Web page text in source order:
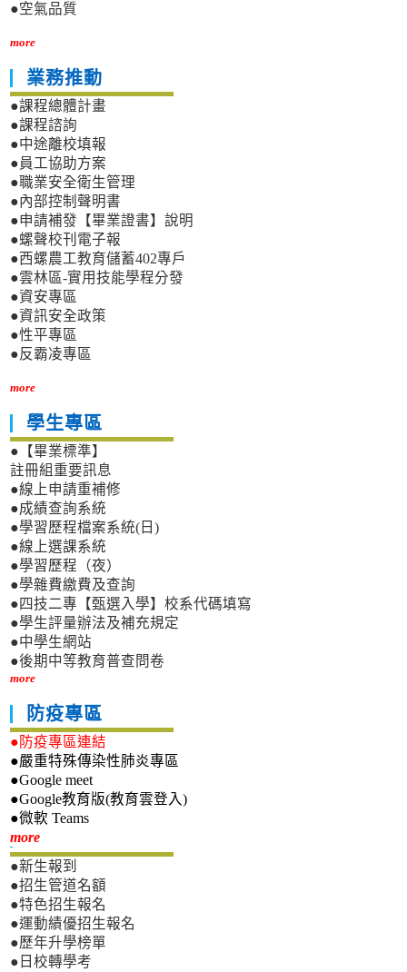
●空氣品質
more
業務推動
●課程總體計畫
●課程諮詢
●中途離校填報
●員工協助方案
●職業安全衛生管理
●內部控制聲明書
●申請補發【畢業證書】說明
●螺聲校刊電子報
●西螺農工教育儲蓄402專戶
●雲林區-實用技能學程分發
●資安專區
●資訊安全政策
●性平專區
●反霸凌專區
more
學生專區
●【畢業標準】
註冊組重要訊息
●線上申請重補修
●成績查詢系統
●學習歷程檔案系統(日)
●線上選課系統
●學習歷程（夜）
●學雜費繳費及查詢
●四技二專【甄選入學】校系代碼填寫
●學生評量辦法及補充規定
●中學生網站
●後期中等教育普查問卷
more
防疫專區
●防疫專區連結
●嚴重特殊傳染性肺炎專區
●Google meet
●Google教育版(教育雲登入)
●微軟 Teams
more新生專區
●新生報到
●招生管道名額
●特色招生報名
●運動績優招生報名
●歷年升學榜單
●日校轉學考